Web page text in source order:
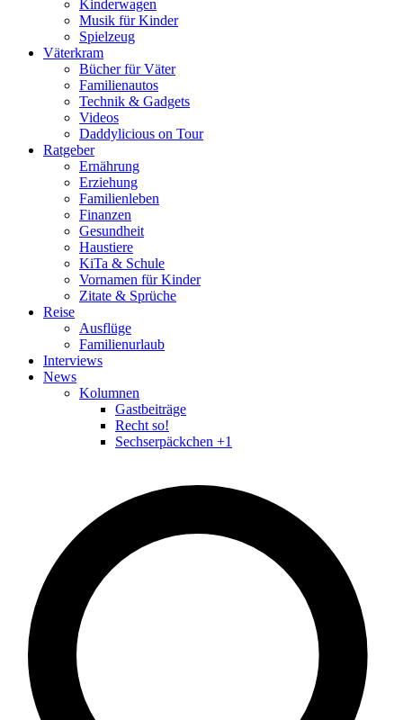
Kinderwagen
Musik für Kinder
Spielzeug
Väterkram
Bücher für Väter
Familienautos
Technik & Gadgets
Videos
Daddylicious on Tour
Ratgeber
Ernährung
Erziehung
Familienleben
Finanzen
Gesundheit
Haustiere
KiTa & Schule
Vornamen für Kinder
Zitate & Sprüche
Reise
Ausflüge
Familienurlaub
Interviews
News
Kolumnen
Gastbeiträge
Recht so!
Sechserpäckchen +1